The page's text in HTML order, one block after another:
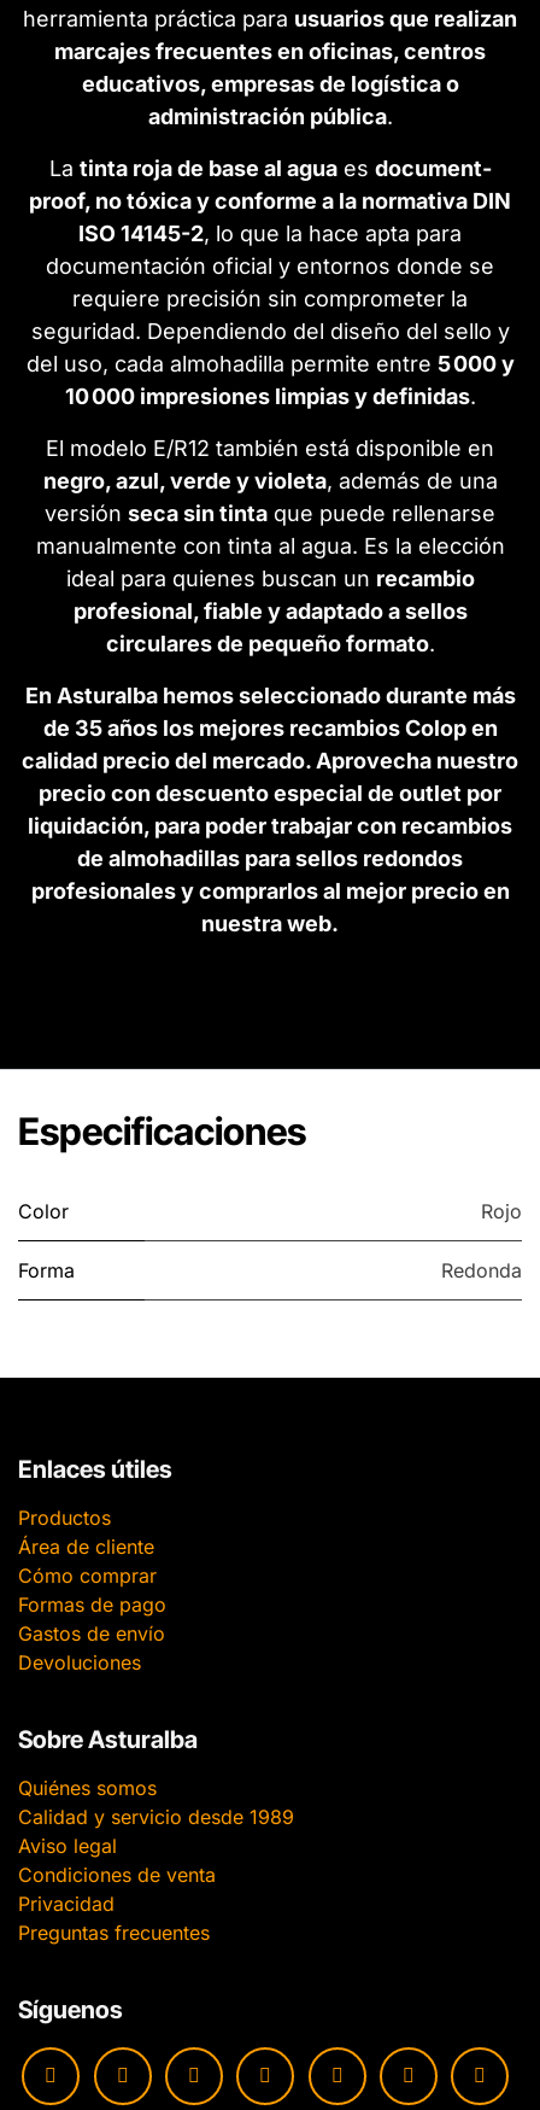
herramienta práctica para usuarios que realizan
marcajes frecuentes en oficinas, centros
educativos, empresas de logística o
administración pública.
La tinta roja de base al aguaes document-
proof, no tóxica y conforme a la normativa DIN
ISO 14145-2, lo que la hace apta para
documentación oficial y entornos donde se
requiere precisión sin comprometer la
seguridad. Dependiendo del diseño del sello y
del uso, cada almohadilla permite entre 5 000 y
10 000 impresiones limpias y definidas.
El modelo E/R12 también está disponible en
negro, azul, verde y violeta, además de una
versión seca sin tinta que puede rellenarse
manualmente con tinta al agua. Es la elección
ideal para quienes buscan un recambio
profesional, fiable y adaptado a sellos
circulares de pequeño formato.
En Asturalba hemos seleccionado durante más
de 35 años los mejores recambios Colop en
calidad precio del mercado. Aprovecha nuestro
precio con descuento especial de outlet por
liquidación, para poder trabajar con recambios
de almohadillas para sellos redondos
profesionales y comprarlos al mejor precio en
nuestra web.
Especificaciones
Color Rojo
Forma Redonda
Enlaces útiles
Productos
Área de cliente
Cómo comprar
Formas de pago
Gastos de envío
Devoluciones
Sobre Asturalba
Quiénes somos
Calidad y servicio desde 1989
Aviso legal
Condiciones de venta
Privacidad
Preguntas frecuentes
Síguenos